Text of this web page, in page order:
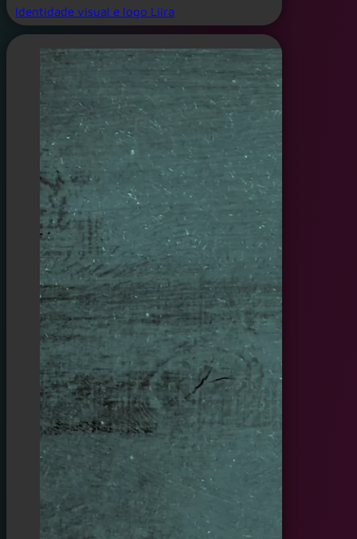
Identidade visual e logo Liira